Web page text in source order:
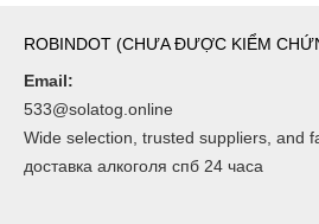
ROBINDOT (CHƯA ĐƯỢC KIỂM
Email:
533@solatog.online
Wide selection, trusted suppliers, and
доставка алкоголя спб 24 часа